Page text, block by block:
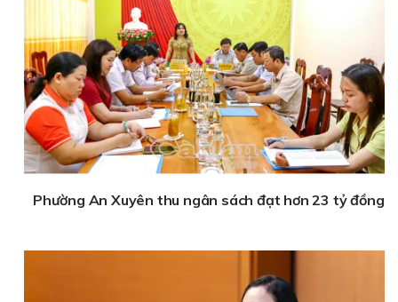
Phường An Xuyên thu ngân sách đạt hơn 23 tỷ đồng